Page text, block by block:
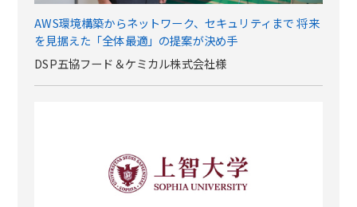
AWS環境構築からネットワーク、セキュリティまで 将来
を見据えた「全体最適」の提案が決め手
DSP五協フード＆ケミカル株式会社様